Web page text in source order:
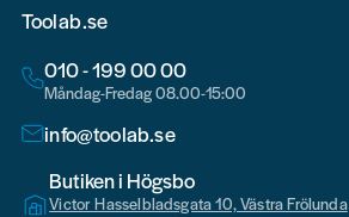
Toolab.se
010 - 199 00 00
Måndag-Fredag 08.00-15:00
info@toolab.se
Butiken i Högsbo
Victor Hasselbladsgata 10, Västra Frölunda